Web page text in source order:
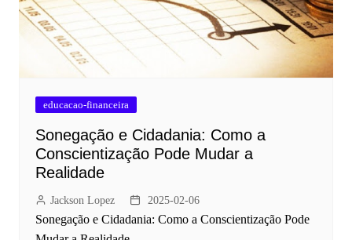
educacao-financeira
Sonegação e Cidadania: Como a
Conscientização Pode Mudar a
Realidade
Jackson Lopez 2025-02-06
Sonegação e Cidadania: Como a Conscientização Pode